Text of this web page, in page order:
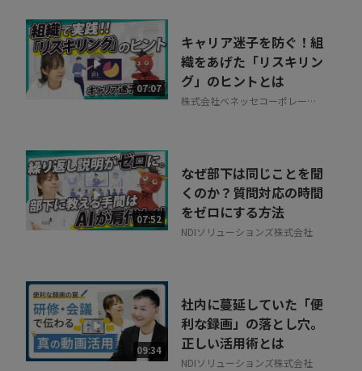
07:07
キャリア迷子を防ぐ！組
織をあげた「リスキリン
グ」のヒントとは
株式会社ベネッセコーポレーシ
07:52
なぜ部下は同じことを聞
くのか？質問対応の時間
をゼロにする方法
NDIソリューションズ株式会社
09:34
社内に蔓延していた「便
利な録画」の落とし穴。
正しい活用術とは
NDIソリューションズ株式会社